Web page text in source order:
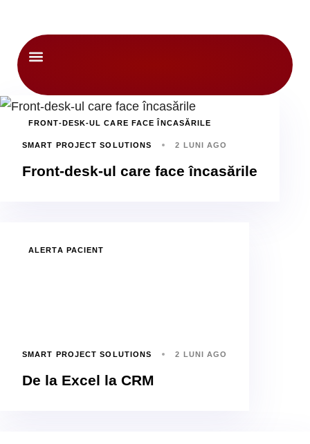
FRONT-DESK-UL CARE FACE ÎNCASĂRILE
SMART PROJECT SOLUTIONS 2 LUNI AGO
Front-desk-ul care face încasările
ALERTA PACIENT
SMART PROJECT SOLUTIONS 2 LUNI AGO
De la Excel la CRM